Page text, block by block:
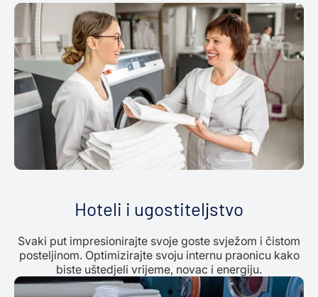
Hoteli i ugostiteljstvo
Svaki put impresionirajte svoje goste svježom i čistom
posteljinom. Optimizirajte svoju internu praonicu kako
biste uštedjeli vrijeme, novac i energiju.